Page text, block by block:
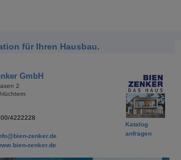
für Ihren Hausbau.
GmbH
2
4222228
@bien-zenker.de
zenker.de
Katalog
anfragen